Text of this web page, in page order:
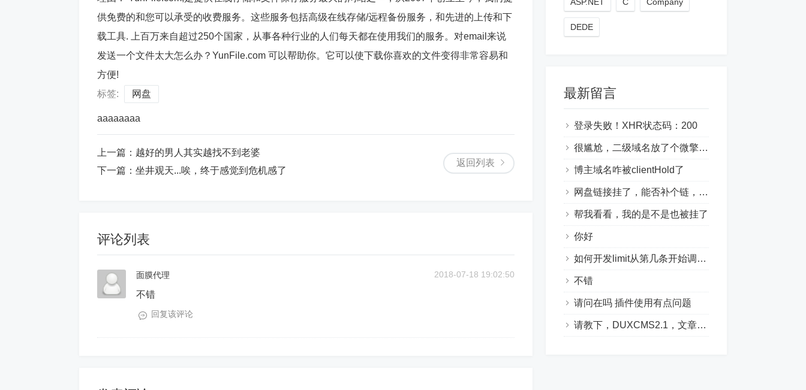
供免费的和您可以承受的收费服务。这些服务包括高级在线存储/远程备份服务，和先进的上传和下
载工具. 上百万来自超过250个国家，从事各种行业的人们每天都在使用我们的服务。对email来说
发送一个文件太大怎么办？YunFile.com 可以帮助你。它可以使下载你喜欢的文件变得非常容易和
方便!
标签:
网盘
aaaaaaaa
返回列表
上一篇： 越好的男人其实越找不到老婆
下一篇： 坐井观天...唉，终于感觉到危机感了
评论列表
面膜代理 2018-07-18 19:02:50
不错
回复该评论
DEDE
最新留言
登录失败！XHR状态码：200
很尴尬，二级域名放了个微擎，就被hold了
博主域名咋被clientHold了
网盘链接挂了，能否补个链，想要学习一下这个模块怎么写的，感谢站长
帮我看看，我的是不是也被挂了
你好
如何开发limit从第几条开始调取几条
不错
请问在吗 插件使用有点问题
请教下，DUXCMS2.1，文章的自定义排序怎么写？在扩展信息里有个顺序，但不知道怎么去根据这个输出，说开启自定义排序有效...不知道在哪...order排序也只有time｜class_id ｜views 三个。